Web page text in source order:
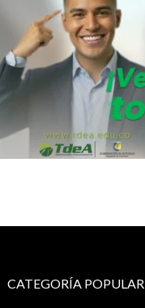
CATEGORÍA POPULAR